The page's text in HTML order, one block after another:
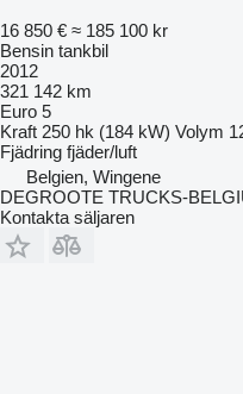
16 850 € ≈ 185 100 kr
Bensin tankbil
2012
321 142 km
Euro 5
Kraft 250 hk (184 kW) Volym
Fjädring fjäder/luft
Belgien, Wingene
DEGROOTE TRUCKS-
Kontakta säljaren